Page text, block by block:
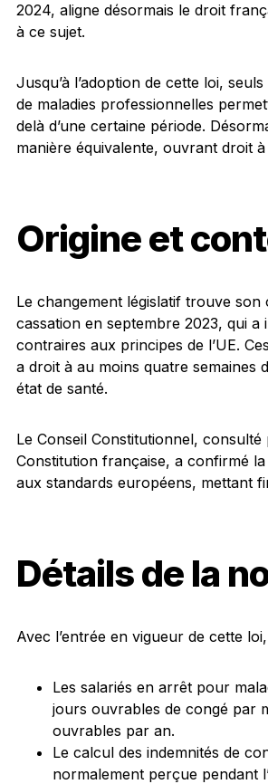
2024, aligne désormais le droit
à ce sujet.
Jusqu’à l’adoption de cette loi,
de maladies professionnelles
delà d’une certaine période.
manière équivalente, ouvrant droit à
Origine et
Le changement législatif trouve son
cassation en septembre 2023, qui
contraires aux principes de l’UE.
a droit à au moins quatre semaines
état de santé.
Le Conseil Constitutionnel,
Constitution française, a confirmé
aux standards européens, mettant
Détails de la
Avec l’entrée en vigueur de cette
Les salariés en arrêt pour
jours ouvrables de congé par
ouvrables par an.
Le calcul des indemnités de
normalement perçue pendant